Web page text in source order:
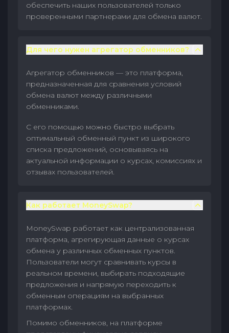
обеспечить наших пользователей только
проверенными партнерами для обмена валют.
Для чего нужен агрегатор обменников?
Агрегатор обменников — это платформа,
предназначенная для сравнения условий
обмена валют между различными
обменниками.
С его помощью можно быстро выбрать
оптимальный обменный пункт из широкого
списка предложений, основываясь на
актуальной информации о курсах, комиссиях и
отзывах пользователей.
Как работает MoneySwap?
MoneySwap работает как централизованная
платформа, агрегирующая данные о курсах
обмена у различных обменных пунктов.
Пользователи могут сравнивать курсы в
реальном времени, выбирать подходящие
предложения и напрямую переходить к
обменным операциям на выбранных
платформах.
Помимо обменников, на платформе